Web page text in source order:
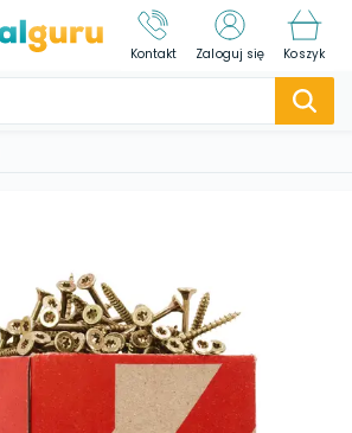
Kontakt Zaloguj się Koszyk